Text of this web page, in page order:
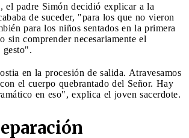
el padre Simón decidió explicar a la
de suceder, "para los que no vieron
para los niños sentados en la primera
sin comprender necesariamente el
gesto".
en la procesión de salida. Atravesamos
el cuerpo quebrantado del Señor. Hay
en eso", explica el joven sacerdote.